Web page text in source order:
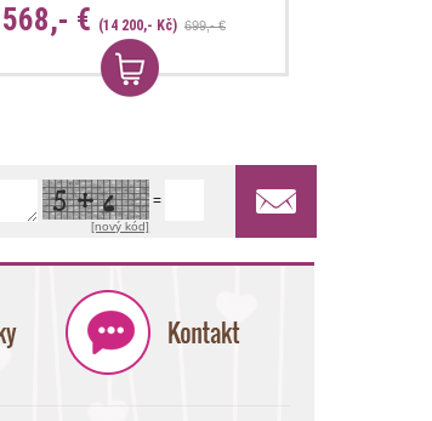
568,- € (14 200,- Kč) 699,- €
[nový kód]
=